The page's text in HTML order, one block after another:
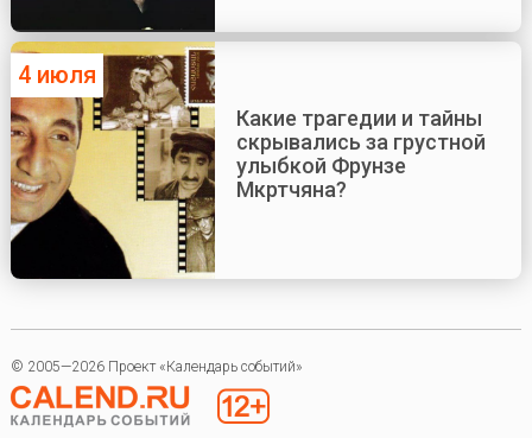
4 июля
Какие трагедии и тайны
скрывались за грустной
улыбкой Фрунзе
Мкртчяна?
© 2005—2026 Проект «Календарь событий»